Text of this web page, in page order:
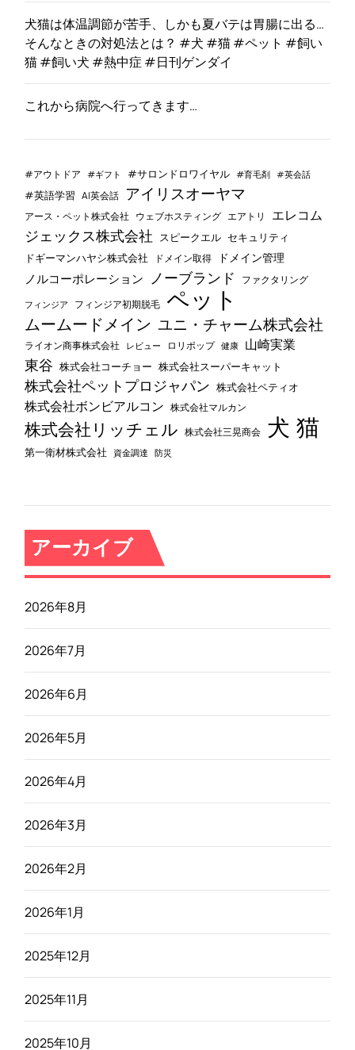
犬猫は体温調節が苦手、しかも夏バテは胃腸に出る…
そんなときの対処法とは？ #犬 #猫 #ペット #飼い
猫 #飼い犬 #熱中症 #日刊ゲンダイ
これから病院へ行ってきます…
#アウトドア #ギフト #サロンドロワイヤル #育毛剤 #英会話
#英語学習 AI英会話 アイリスオーヤマ
アース・ペット株式会社 ウェブホスティング エアトリ エレコム
ジェックス株式会社 スピークエル セキュリティ
ドギーマンハヤシ株式会社 ドメイン取得 ドメイン管理
ノルコーポレーション ノーブランド ファクタリング
フィンジア フィンジア初期脱毛 ペット
ムームードメイン ユニ・チャーム株式会社
ライオン商事株式会社 レビュー ロリポップ 健康 山崎実業
東谷 株式会社コーチョー 株式会社スーパーキャット
株式会社ペットプロジャパン 株式会社ペティオ
株式会社ボンビアルコン 株式会社マルカン
株式会社リッチェル 株式会社三晃商会 犬 猫
第一衛材株式会社 資金調達 防災
アーカイブ
2026年8月
2026年7月
2026年6月
2026年5月
2026年4月
2026年3月
2026年2月
2026年1月
2025年12月
2025年11月
2025年10月